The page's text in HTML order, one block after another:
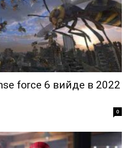
force 6 вийде в 2022
0